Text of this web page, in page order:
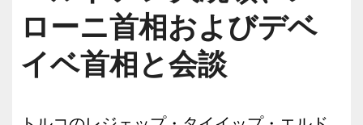
ローニ首相およびデベ
イベ首相と会談